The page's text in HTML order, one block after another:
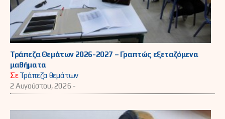
Τράπεζα Θεμάτων 2026-2027 – Γραπτώς εξεταζόμενα
μαθήματα
ΣεΤράπεζα θεμάτων
2 Αυγούστου, 2026 -